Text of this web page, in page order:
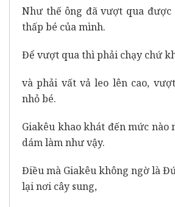
Như thế ông đã vượt qua được
thấp bé của mình.
Để vượt qua thì phải chạy chứ
và phải vất vả leo lên cao,
nhỏ bé.
Giakêu khao khát đến mức nào
dám làm như vậy.
Điều mà Giakêu không ngờ là
lại nơi cây sung,